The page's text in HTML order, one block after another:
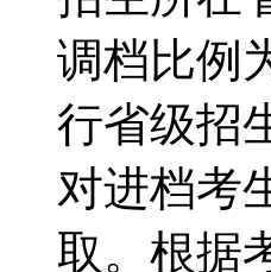
调档比例
行省级招
对进档考
取。根据